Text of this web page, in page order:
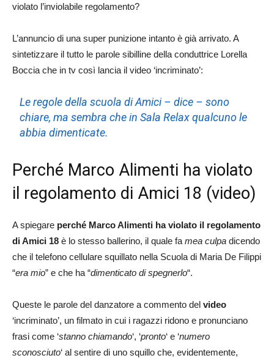
violato l’inviolabile regolamento?
L’annuncio di una super punizione intanto è già arrivato. A
sintetizzare il tutto le parole sibilline della conduttrice Lorella
Boccia che in tv così lancia il video ‘incriminato’:
Le regole della scuola di Amici – dice – sono
chiare, ma sembra che in Sala Relax qualcuno le
abbia dimenticate.
Perché Marco Alimenti ha violato
il regolamento di Amici 18 (video)
A spiegare perché Marco Alimenti ha violato il regolamento
di Amici 18 è lo stesso ballerino, il quale fa mea culpa dicendo
che il telefono cellulare squillato nella Scuola di Maria De Filippi
“era mio” e che ha “dimenticato di spegnerlo“.
Queste le parole del danzatore a commento del video
‘incriminato’, un filmato in cui i ragazzi ridono e pronunciano
frasi come ‘stanno chiamando‘, ‘pronto‘ e ‘numero
sconosciuto‘ al sentire di uno squillo che, evidentemente,